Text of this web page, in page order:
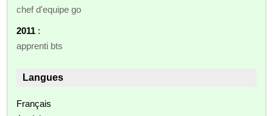
chef d'equipe go
2011 :
apprenti bts
Langues
Français